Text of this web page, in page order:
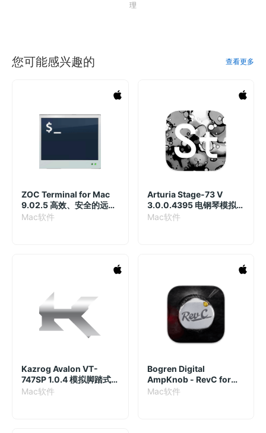
理
您可能感兴趣的 查看更多
ZOC Terminal for Mac
9.02.5 高效、安全的远程
访问工具
Mac软件
Arturia Stage-73 V
3.0.0.4395 电钢琴模拟合
成插件
Mac软件
Kazrog Avalon VT-
747SP 1.0.4 模拟脚踏式
音频处理插件
Mac软件
Bogren Digital
AmpKnob - RevC for
Mac 1.3.52 破解版 重型音
Mac软件